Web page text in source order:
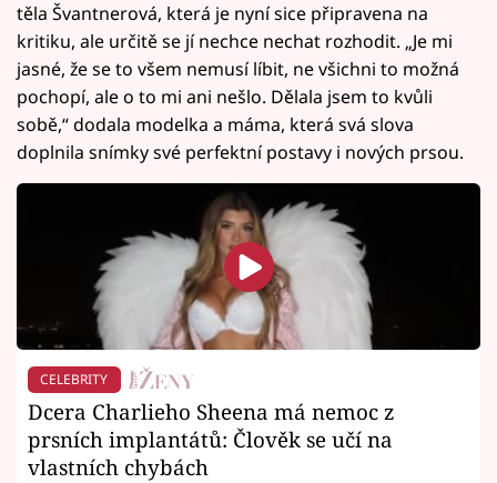
těla Švantnerová, která je nyní sice připravena na
kritiku, ale určitě se jí nechce nechat rozhodit. „Je mi
jasné, že se to všem nemusí líbit, ne všichni to možná
pochopí, ale o to mi ani nešlo. Dělala jsem to kvůli
sobě,“ dodala modelka a máma, která svá slova
doplnila snímky své perfektní postavy i nových prsou.
CELEBRITY
Dcera Charlieho Sheena má nemoc z
prsních implantátů: Člověk se učí na
vlastních chybách